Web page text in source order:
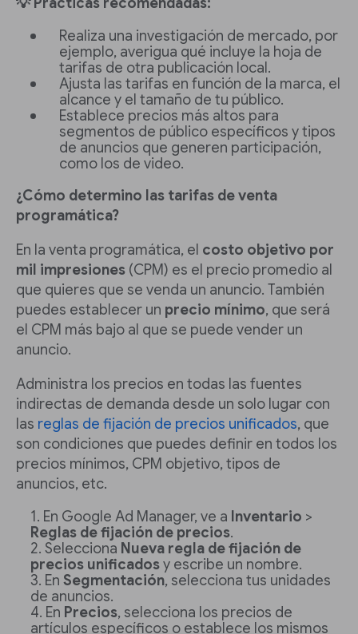
💡 Prácticas recomendadas:
Realiza una investigación de mercado, por
ejemplo, averigua qué incluye la hoja de
tarifas de otra publicación local.
Ajusta las tarifas en función de la marca, el
alcance y el tamaño de tu público.
Establece precios más altos para
segmentos de público específicos y tipos
de anuncios que generen participación,
como los de video.
¿Cómo determino las tarifas de venta
programática?
En la venta programática, el costo objetivo por
mil impresiones (CPM) es el precio promedio al
que quieres que se venda un anuncio. También
puedes establecer un precio mínimo, que será
el CPM más bajo al que se puede vender un
anuncio.
Administra los precios en todas las fuentes
indirectas de demanda desde un solo lugar con
las reglas de fijación de precios unificados, que
son condiciones que puedes definir en todos los
precios mínimos, CPM objetivo, tipos de
anuncios, etc.
En Google Ad Manager, ve a Inventario >
Reglas de fijación de precios.
Selecciona Nueva regla de fijación de
precios unificadosy escribe un nombre.
En Segmentación, selecciona tus unidades
de anuncios.
En Precios, selecciona los precios de
artículos específicos o establece los mismos